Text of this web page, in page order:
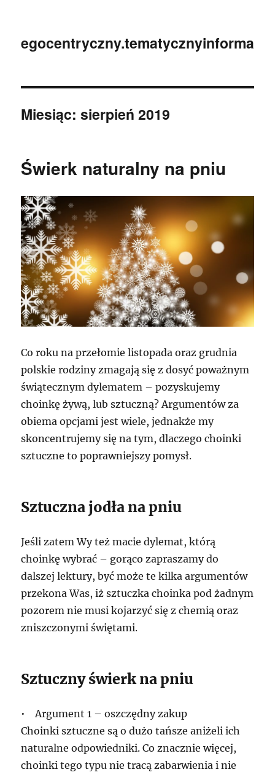
Miesiąc:sierpień 2019
Świerk naturalny na pniu
Co roku na przełomie listopada oraz grudnia
polskie rodziny zmagają się z dosyć poważnym
świątecznym dylematem – pozyskujemy
choinkę żywą, lub sztuczną? Argumentów za
obiema opcjami jest wiele, jednakże my
skoncentrujemy się na tym, dlaczego choinki
sztuczne to poprawniejszy pomysł.
Sztuczna jodła na pniu
Jeśli zatem Wy też macie dylemat, którą
choinkę wybrać – gorąco zapraszamy do
dalszej lektury, być może te kilka argumentów
przekona Was, iż sztuczka choinka pod żadnym
pozorem nie musi kojarzyć się z chemią oraz
zniszczonymi świętami.
Sztuczny świerk na pniu
• Argument 1 – oszczędny zakup
Choinki sztuczne są o dużo tańsze aniżeli ich
naturalne odpowiedniki. Co znacznie więcej,
choinki tego typu nie tracą zabarwienia i nie